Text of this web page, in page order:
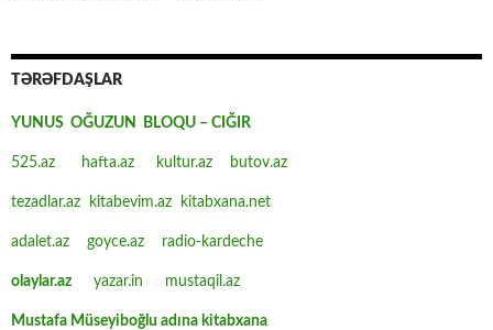
TƏRƏFDAŞLAR
YUNUS OĞUZUN BLOQU – CIĞIR
525.az hafta.az kultur.az butov.az
tezadlar.az kitabevim.az kitabxana.net
adalet.az goyce.az radio-kardeche
olaylar.az yazar.in mustaqil.az
Mustafa Müseyiboğlu adına kitabxana